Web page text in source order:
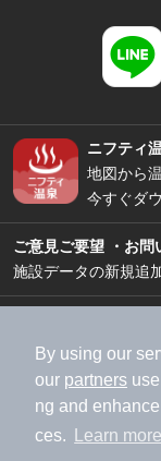
By using our
our partners
ng and
ces.
Learn more
ニフティ
地図から
今すぐダ
ご意見ご要望 ・お問
施設データの新規追
加盟店募
利用規約
特定商取
運営